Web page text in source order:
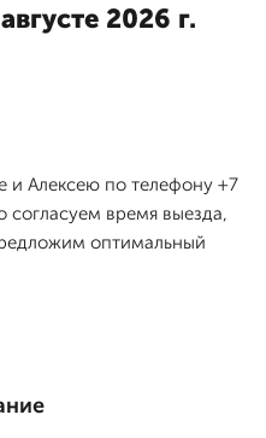
2026 г.
и Алексею по телефону +7
время выезда,
оптимальный